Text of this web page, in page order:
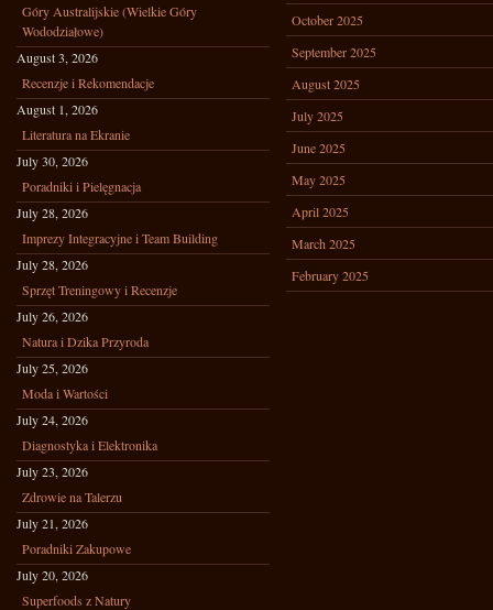
Góry Australijskie (Wielkie Góry
Wododziałowe)
August 3, 2026
Recenzje i Rekomendacje
August 1, 2026
Literatura na Ekranie
July 30, 2026
Poradniki i Pielęgnacja
July 28, 2026
Imprezy Integracyjne i Team Building
July 28, 2026
Sprzęt Treningowy i Recenzje
July 26, 2026
Natura i Dzika Przyroda
July 25, 2026
Moda i Wartości
July 24, 2026
Diagnostyka i Elektronika
July 23, 2026
Zdrowie na Talerzu
July 21, 2026
Poradniki Zakupowe
July 20, 2026
Superfoods z Natury
October 2025
September 2025
August 2025
July 2025
June 2025
May 2025
April 2025
March 2025
February 2025